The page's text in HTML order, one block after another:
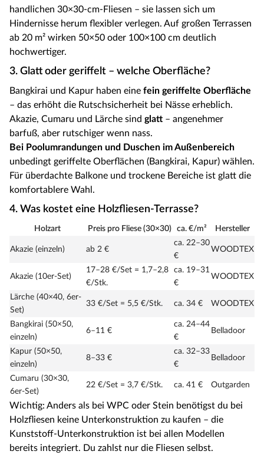
handlichen 30×30-cm-Fliesen – sie lassen sich um
Hindernisse herum flexibler verlegen. Auf großen Terrassen
ab 20 m² wirken 50×50 oder 100×100 cm deutlich
hochwertiger.
3. Glatt oder geriffelt – welche Oberfläche?
Bangkirai und Kapur haben eine fein geriffelte Oberfläche
– das erhöht die Rutschsicherheit bei Nässe erheblich.
Akazie, Cumaru und Lärche sind glatt – angenehmer
barfuß, aber rutschiger wenn nass.
Bei Poolumrandungen und Duschen im Außenbereich
unbedingt geriffelte Oberflächen (Bangkirai, Kapur) wählen.
Für überdachte Balkone und trockene Bereiche ist glatt die
komfortablere Wahl.
4. Was kostet eine Holzfliesen-Terrasse?
Holzart Preis pro Fliese (30×30) ca. €/m² Hersteller
Akazie (einzeln) ab 2 €
ca. 22–30
€
WOODTEX
Akazie (10er-Set)
17–28 €/Set = 1,7–2,8
€/Stk.
ca. 19–31
€
WOODTEX
Lärche (40×40, 6er-
Set)
33 €/Set = 5,5 €/Stk. ca. 34 € WOODTEX
Bangkirai (50×50,
einzeln)
6–11 €
ca. 24–44
€
Belladoor
Kapur (50×50,
einzeln)
8–33 €
ca. 32–33
€
Belladoor
Cumaru (30×30,
6er-Set)
22 €/Set = 3,7 €/Stk. ca. 41 € Outgarden
Wichtig: Anders als bei WPC oder Stein benötigst du bei
Holzfliesen keine Unterkonstruktion zu kaufen – die
Kunststoff-Unterkonstruktion ist bei allen Modellen
bereits integriert. Du zahlst nur die Fliesen selbst.